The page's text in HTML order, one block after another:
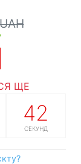
ЩЕ
41
СЕКУНД